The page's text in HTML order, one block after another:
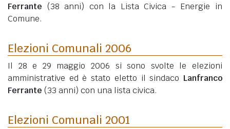
Ferrante (38 anni) con la Lista Civica - Energie in
Comune.
Elezioni Comunali 2006
Il 28 e 29 maggio 2006 si sono svolte le elezioni
amministrative ed è stato eletto il sindaco Lanfranco
Ferrante (33 anni) con una lista civica.
Elezioni Comunali 2001